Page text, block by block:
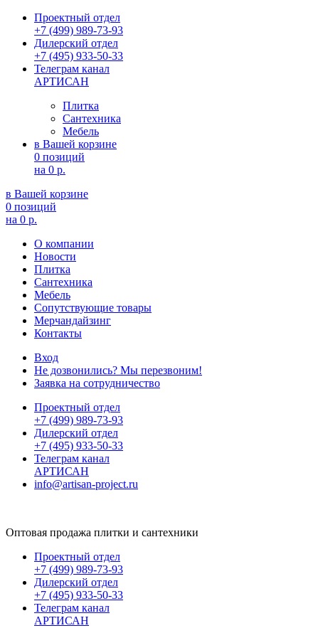
Проектный отдел
+7 (499) 989-73-93
Дилерский отдел
+7 (495) 933-50-33
Телеграм канал
АРТИСАН
Плитка
Сантехника
Мебель
в Вашей корзине
0 позиций
на 0 р.
в Вашей корзине
0 позиций
на 0 р.
О компании
Новости
Плитка
Сантехника
Мебель
Сопутствующие товары
Мерчандайзинг
Контакты
Вход
Не дозвонились? Мы перезвоним!
Заявка на сотрудничество
Проектный отдел
+7 (499) 989-73-93
Дилерский отдел
+7 (495) 933-50-33
Телеграм канал
АРТИСАН
info@artisan-project.ru
Оптовая продажа плитки и сантехники
Проектный отдел
+7 (499) 989-73-93
Дилерский отдел
+7 (495) 933-50-33
Телеграм канал
АРТИСАН